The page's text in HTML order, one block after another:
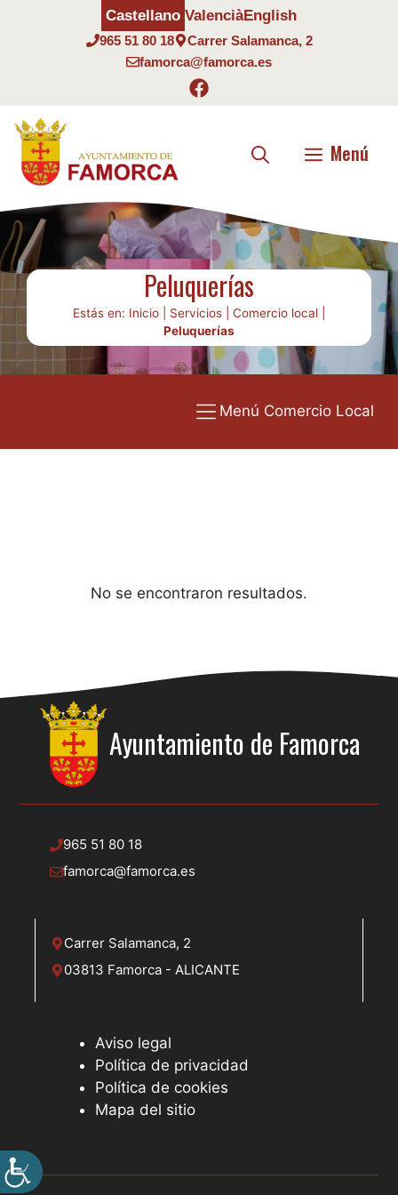
965 51 80 18
Carrer Salamanca, 2
famorca@famorca.es
Castellano ValenciàEnglish
Menú
Peluquerías
Estás en: Inicio Servicios Comercio local
Peluquerías
Menú Comercio Local
No se encontraron resultados.
Ayuntamiento de Famorca
965 51 80 18
famorca@famorca.es
Carrer Salamanca, 2
03813 Famorca - ALICANTE
Aviso legal
Política de privacidad
Política de cookies
Mapa del sitio